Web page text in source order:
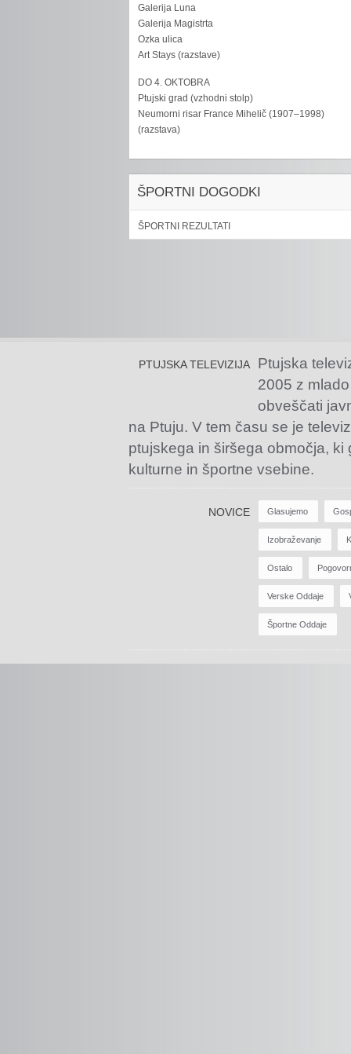
Galerija Luna
Galerija Magistrta
Ozka ulica
Art Stays (razstave)
DO 4. OKTOBRA
Ptujski grad (vzhodni stolp)
Neumorni risar France Mihelič (1907–1998)
(razstava)
ŠPORTNI DOGODKI
ŠPORTNI REZULTATI
PTUJSKA TELEVIZIJA
Ptujska
2005 z
obveščati
na Ptuju. V tem času se je
ptujskega in širšega območja,
kulturne in športne vsebine.
NOVICE Glasujemo
Izobraževanje
Ostalo
Verske Oddaje
Športne Oddaje